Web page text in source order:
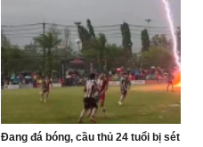
Đang đá bóng, cầu thủ 24 tuổi bị sét